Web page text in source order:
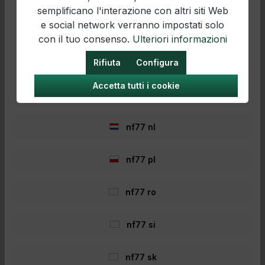
Trakker Core Corto L
sull'acqua! I Core Shorts sono pantaloni corti
comodo materiale elasticizzato è realizzato
semplificano l'interazione con altri siti Web
e social network verranno impostati solo
con il tuo consenso. Ulteriori informazioni
Rifiuta Configura
Accetta tutti i cookie
nf77 hr
nf77 hu
nf77 nl
nf77 pl
nf77 ro
nf77 si
nf77 sk